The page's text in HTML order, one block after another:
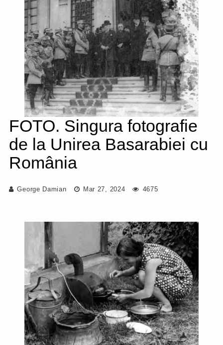
FOTO. Singura fotografie
de la Unirea Basarabiei cu
România
George Damian Mar 27, 2024 4675